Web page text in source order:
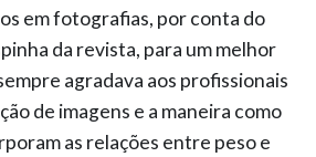
em fotografias, por conta do
da revista, para um melhor
agradava aos profissionais
de imagens e a maneira como
as relações entre peso e